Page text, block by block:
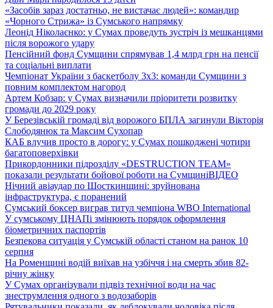
«Засобів зараз достатньо, не вистачає людей»: командир
«Чорного Стрижа» із Сумського напрямку
Леонід Ніколаєнко: у Сумах проведуть зустріч із мешканцями
після ворожого удару
Пенсійний фонд Сумщини спрямував 1,4 млрд грн на пенсії
та соціальні виплати
Чемпіонат України з баскетболу 3х3: команди Сумщини з
повним комплектом нагород
Артем Кобзар: у Сумах визначили пріоритети розвитку
громади до 2029 року
У Березівській громаді від ворожого БПЛА загинули Вікторія
Слободянюк та Максим Сухопар
КАБ влучив просто в дорогу: у Сумах пошкоджені чотири
багатоповерхівки
Прикордонники підрозділу «DESTRUCTION TEAM»
показали результати бойової роботи на СумщиніВІДЕО
Нічний авіаудар по Шосткинщині: зруйнована
інфраструктура, є поранений
Сумський боксер виграв титул чемпіона WBO International
У сумському ЦНАПі змінюють порядок оформлення
біометричних паспортів
Безпекова ситуація у Сумській області станом на ранок 10
серпня
На Роменщині водій виїхав на узбіччя і на смерть збив 82-
річну жінку
У Сумах організували підвіз технічної води на час
знеструмлення одного з водозаборів